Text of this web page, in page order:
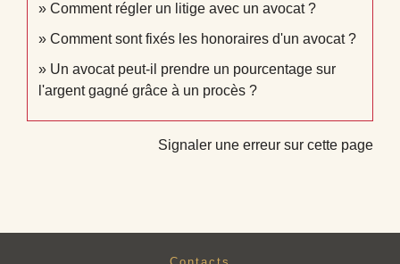
Comment régler un litige avec un avocat ?
Comment sont fixés les honoraires d'un avocat ?
Un avocat peut-il prendre un pourcentage sur
l'argent gagné grâce à un procès ?
Signaler une erreur sur cette page